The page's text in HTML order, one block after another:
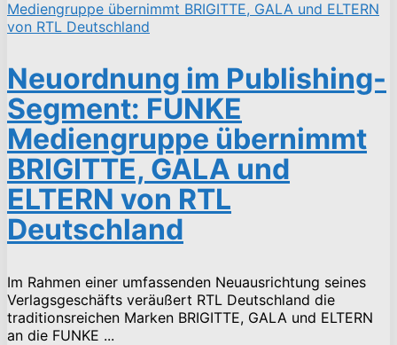
Neuordnung im Publishing-
Segment: FUNKE
Mediengruppe übernimmt
BRIGITTE, GALA und
ELTERN von RTL
Deutschland
Im Rahmen einer umfassenden Neuausrichtung seines
Verlagsgeschäfts veräußert RTL Deutschland die
traditionsreichen Marken BRIGITTE, GALA und ELTERN
an die FUNKE ...